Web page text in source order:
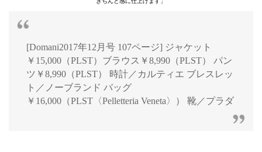
[Domani2017年12月号 107ページ] ジャケット
￥15,000（PLST）ブラウス￥8,990（PLST） パン
ツ￥8,990（PLST） 時計／カルティエ ブレスレッ
ト／ノーブランド バッグ
￥16,000（PLST〈Pelletteria Veneta〉） 靴／プラダ